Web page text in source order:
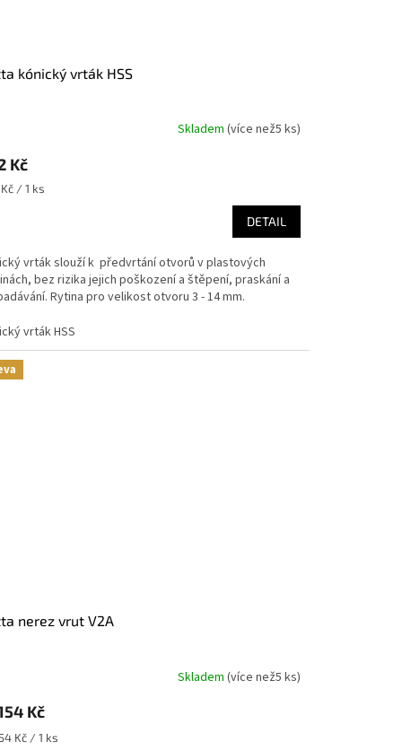
kónický vrták HSS
Skladem (více než5 ks)
Kč
/ 1 ks
DETAIL
vrták slouží k předvrtání otvorů v plastových
bez rizika jejich poškození a štěpení, praskání a
Rytina pro velikost otvoru 3 - 14 mm.
vrták HSS
nerez vrut V2A
Skladem (více než5 ks)
Kč
Kč / 1 ks